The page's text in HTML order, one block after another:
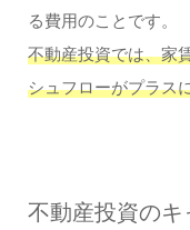
る費用のことです。
不動産投資では、家
シュフローがプラス
不動産投資の